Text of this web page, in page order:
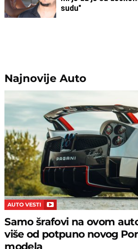
sudu"
NajnovijeAuto
AUTO VESTI
Samo šrafovi na ovom
više od potpuno novog
modela